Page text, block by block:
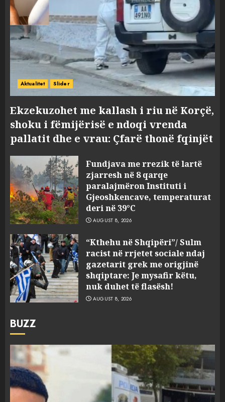
Aktualitet Slider
Ekzekuzohet me kallash i riu në Korçë,
shoku i fëmijërisë e ndoqi vrenda
pallatit dhe e vrau: Çfarë thonë fqinjët
Fundjava me rrezik të lartë
zjarresh në 8 qarqe
paralajmëron Instituti i
Gjeoshkencave, temperaturat
deri në 39°C
AUGUST 8, 2026
“Kthehu në Shqipëri”/ Sulm
racist në rrjetet sociale ndaj
gazetarit grek me origjinë
shqiptare: Je mysafir këtu,
nuk duhet të flasësh!
AUGUST 8, 2026
BUZZ